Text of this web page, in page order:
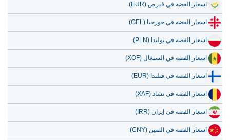
اسعار الفضه في قبرص (EUR)
اسعار الفضه في جورجيا (GEL)
اسعار الفضه في بولندا (PLN)
اسعار الفضه في السنغال (XOF)
اسعار الفضه في فنلندا (EUR)
اسعار الفضه في تشاد (XAF)
اسعار الفضه في إيران (IRR)
اسعار الفضه في الصين (CNY)